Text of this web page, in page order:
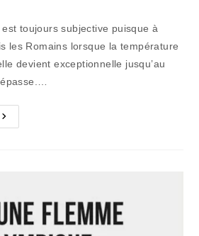
publication :
toujours subjective puisque à
les Romains lorsque la température
devient exceptionnelle jusqu’au
Le